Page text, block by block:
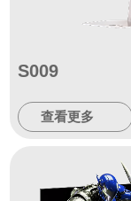
S009
查看更多